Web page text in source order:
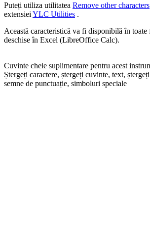
Puteți utiliza utilitatea Remove other characters
extensiei YLC Utilities .
Această caracteristică va fi disponibilă în
deschise în Excel (LibreOffice Calc).
Cuvinte cheie suplimentare pentru acest
Ștergeți caractere, ștergeți cuvinte, text,
semne de punctuație, simboluri speciale